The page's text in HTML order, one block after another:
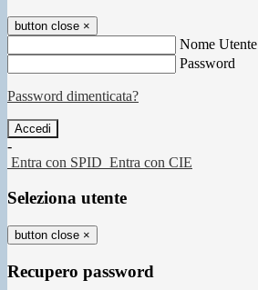
button close ×
Nome Utente
Password
Password dimenticata?
-
Entra con SPID Entra con CIE
Seleziona utente
button close ×
Recupero password